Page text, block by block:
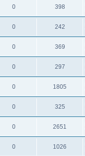
0 398
0 242
0 369
0 297
0 1805
0 325
0 2651
0 1026